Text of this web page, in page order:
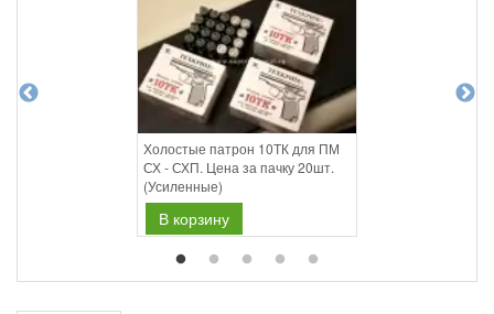
Холостые патрон 10ТК для ПМ
СХ - СХП. Цена за пачку 20шт.
(Усиленные)
В корзину